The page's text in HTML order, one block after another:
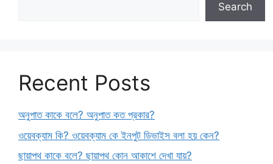
Search
Recent Posts
অনুপাত কাকে বলে? অনুপাত কত প্রকার?
ওয়েবক্যাম কি? ওয়েবক্যাম কে ইনপুট ডিভাইস বলা হয় কেন?
ছায়াপথ কাকে বলে? ছায়াপথ কোন আকাশে দেখা যায়?